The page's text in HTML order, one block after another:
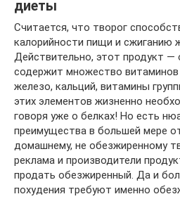
диеты
Считается, что творог
калорийности пищи и сжиганию
Действительно, этот продукт —
содержит множество витаминов
железо, кальций, витамины
этих элементов жизненно
говоря уже о белках! Но есть
преимущества в большей мере
домашнему, не обезжиренному
реклама и производители
продать обезжиренный. Да и
похудения требуют именно